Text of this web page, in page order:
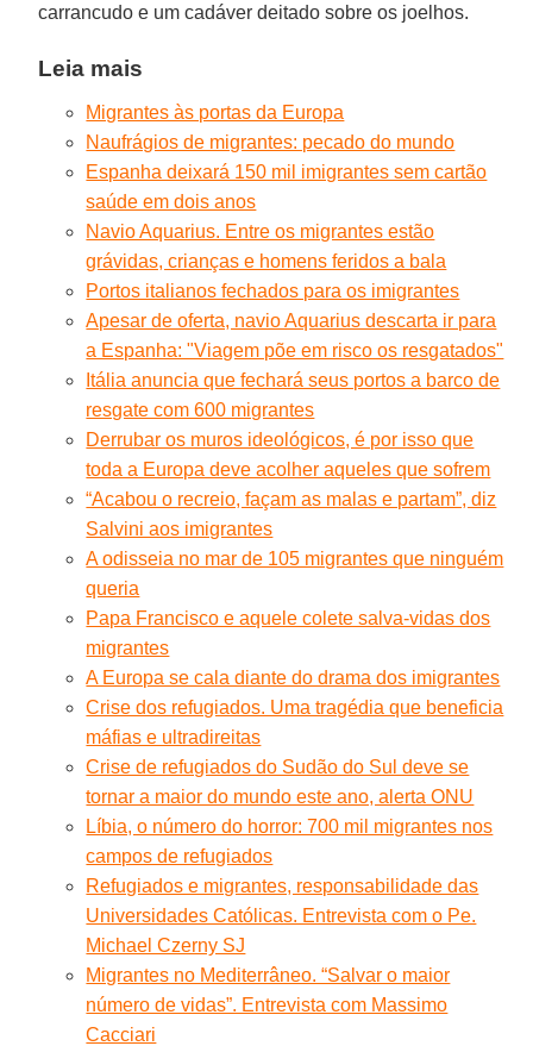
carrancudo e um cadáver deitado sobre os joelhos.
Leia mais
Migrantes às portas da Europa
Naufrágios de migrantes: pecado do mundo
Espanha deixará 150 mil imigrantes sem cartão
saúde em dois anos
Navio Aquarius. Entre os migrantes estão
grávidas, crianças e homens feridos a bala
Portos italianos fechados para os imigrantes
Apesar de oferta, navio Aquarius descarta ir para
a Espanha: "Viagem põe em risco os resgatados"
Itália anuncia que fechará seus portos a barco de
resgate com 600 migrantes
Derrubar os muros ideológicos, é por isso que
toda a Europa deve acolher aqueles que sofrem
“Acabou o recreio, façam as malas e partam”, diz
Salvini aos imigrantes
A odisseia no mar de 105 migrantes que ninguém
queria
Papa Francisco e aquele colete salva-vidas dos
migrantes
A Europa se cala diante do drama dos imigrantes
Crise dos refugiados. Uma tragédia que beneficia
máfias e ultradireitas
Crise de refugiados do Sudão do Sul deve se
tornar a maior do mundo este ano, alerta ONU
Líbia, o número do horror: 700 mil migrantes nos
campos de refugiados
Refugiados e migrantes, responsabilidade das
Universidades Católicas. Entrevista com o Pe.
Michael Czerny SJ
Migrantes no Mediterrâneo. “Salvar o maior
número de vidas”. Entrevista com Massimo
Cacciari